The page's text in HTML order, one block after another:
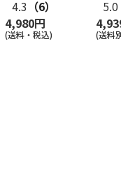
4.3 （6）
4,980円
(送料・税込)
5.0
(送料